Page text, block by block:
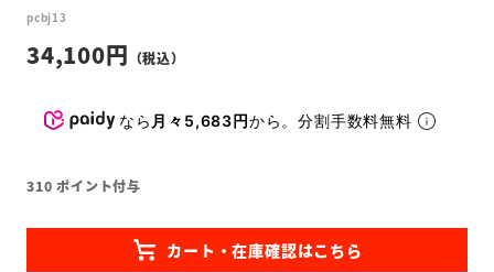
pcbj13
34,100
なら 月々5,683円から。分割手数料無料
310 ポイント付与